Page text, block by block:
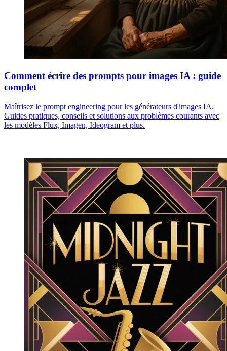
Comment écrire des prompts pour images IA : guide
complet
Maîtrisez le prompt engineering pour les générateurs d'images IA.
Guides pratiques, conseils et solutions aux problèmes courants avec
les modèles Flux, Imagen, Ideogram et plus.